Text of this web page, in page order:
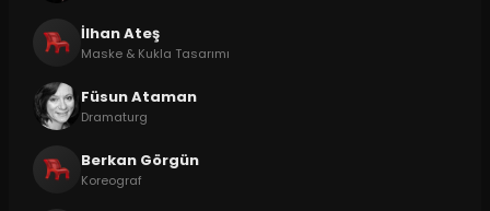
İlhan Ateş
Maske & Kukla Tasarımı
Füsun Ataman
Dramaturg
Berkan Görgün
Koreograf